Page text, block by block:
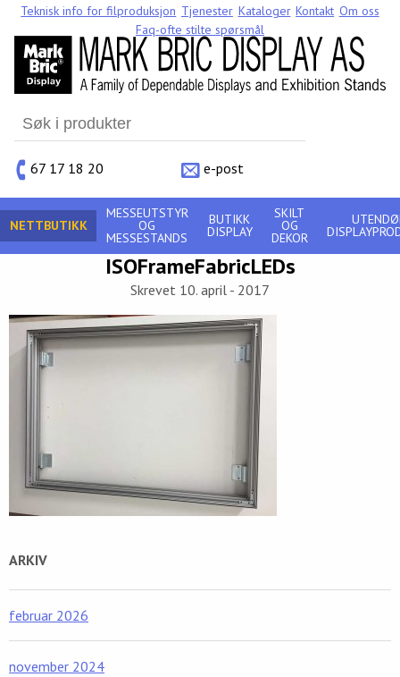
Search
for:
67 17 18 20
e-post
Teknisk info for filproduksjon Tjenester Kataloger Kontakt Om oss
Faq-ofte stilte spørsmål
NETTBUTIKK
MESSEUTSTYR
OG
MESSESTANDS
BUTIKK
DISPLAY
SKILT
OG
DEKOR
ISOFrameFabricLEDs
Skrevet 10. april - 2017
ARKIV
februar 2026
november 2024